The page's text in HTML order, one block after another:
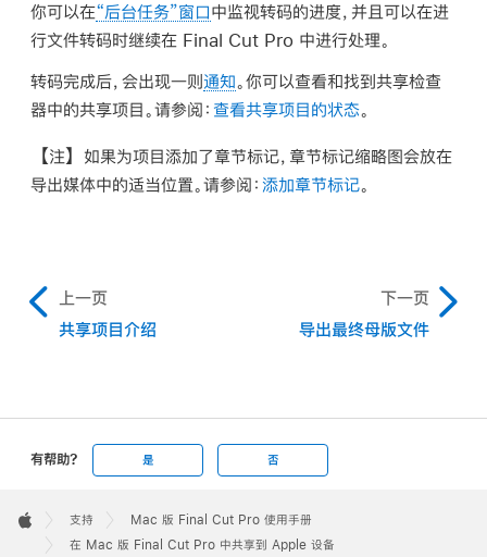
你可以在“后台任务”窗口中监视转码的进度，并且可以在进
行文件转码时继续在 Final Cut Pro 中进行处理。
转码完成后，会出现一则 通知。你可以查看和找到共享检查
器中的共享项目。请参阅： 查看共享项目的状态。
【注】 如果为项目添加了章节标记，章节标记缩略图会放在
导出媒体中的适当位置。请参阅： 添加章节标记。
上一页
共享项目介绍
下一页
导出最终母版文件
有帮助? 是 否
Footer

Apple
支持
Mac 版 Final Cut Pro 使用手册
在 Mac 版 Final Cut Pro 中共享到 Apple 设备